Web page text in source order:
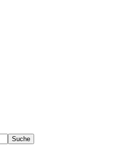
Suche